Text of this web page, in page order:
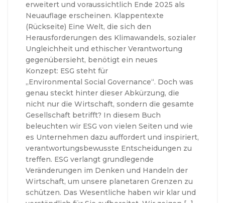
erweitert und voraussichtlich Ende 2025 als
Neuauflage erscheinen. Klappentexte
(Rückseite) Eine Welt, die sich den
Herausforderungen des Klimawandels, sozialer
Ungleichheit und ethischer Verantwortung
gegenübersieht, benötigt ein neues
Konzept: ESG steht für
„Environmental Social Governance“. Doch was
genau steckt hinter dieser Abkürzung, die
nicht nur die Wirtschaft, sondern die gesamte
Gesellschaft betrifft? In diesem Buch
beleuchten wir ESG von vielen Seiten und wie
es Unternehmen dazu auffordert und inspiriert,
verantwortungsbewusste Entscheidungen zu
treffen. ESG verlangt grundlegende
Veränderungen im Denken und Handeln der
Wirtschaft, um unsere planetaren Grenzen zu
schützen. Das Wesentliche haben wir klar und